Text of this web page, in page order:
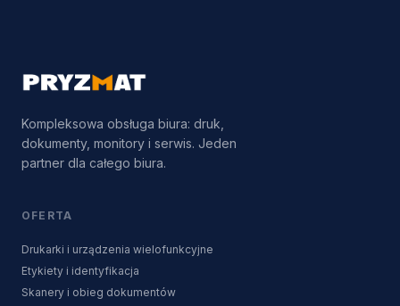
Kompleksowa obsługa biura: druk,
dokumenty, monitory i serwis. Jeden
partner dla całego biura.
OFERTA
Drukarki i urządzenia wielofunkcyjne
Etykiety i identyfikacja
Skanery i obieg dokumentów